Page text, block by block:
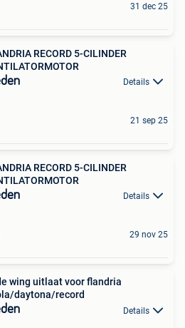
31 dec 25
RECORD 5-CILINDER
Details
21 sep 25
RECORD 5-CILINDER
Details
29 nov 25
wing uitlaat voor flandria
daytona/record
Details